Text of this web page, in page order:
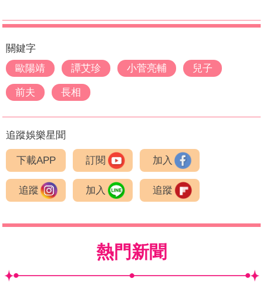
關鍵字
歐陽靖
譚艾珍 小菅亮輔 兒子
前夫 長相
追蹤娛樂星聞
下載APP 訂閱 加入
追蹤 加入 追蹤
熱門新聞